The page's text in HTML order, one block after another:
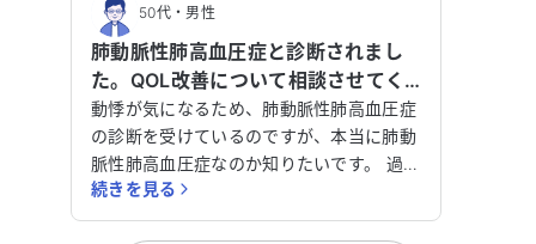
50代・男性
肺動脈性肺高血圧症と診断されまし
た。QOL改善について相談させてく
ださい。
動悸が気になるため、肺動脈性肺高血圧症
の診断を受けているのですが、本当に肺動
脈性肺高血圧症なのか知りたいです。 過去
にファロー四徴症から肺動脈弁閉鎖不全の
ため弁置換を行い、その後拘束性胸郭疾患
続きを見る